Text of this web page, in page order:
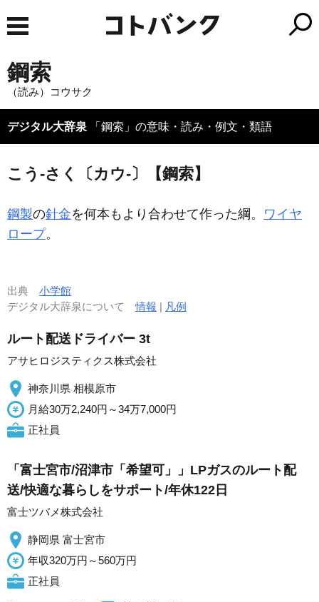
鋼索
（読み）コウサク
デジタル大辞泉 「鋼索」の意味・読み・例文・類語
こう‐さく〔カウ‐〕【鋼索】
鋼製の針金を何本もより合わせて作った綱。 ワイヤ
ロープ。
出典 小学館
デジタル大辞泉について情報 | 凡例
ルート配送ドライバー 3t
アサヒロジスティクス株式会社
神奈川県 相模原市
月給30万2,240円～34万7,000円
正社員
「富士宮市/沼津市「希望可」」LPガスのルート配
送/快適な暮らしをサポート/年休122日
富士ツバメ株式会社
静岡県 富士宮市
年収320万円～560万円
正社員